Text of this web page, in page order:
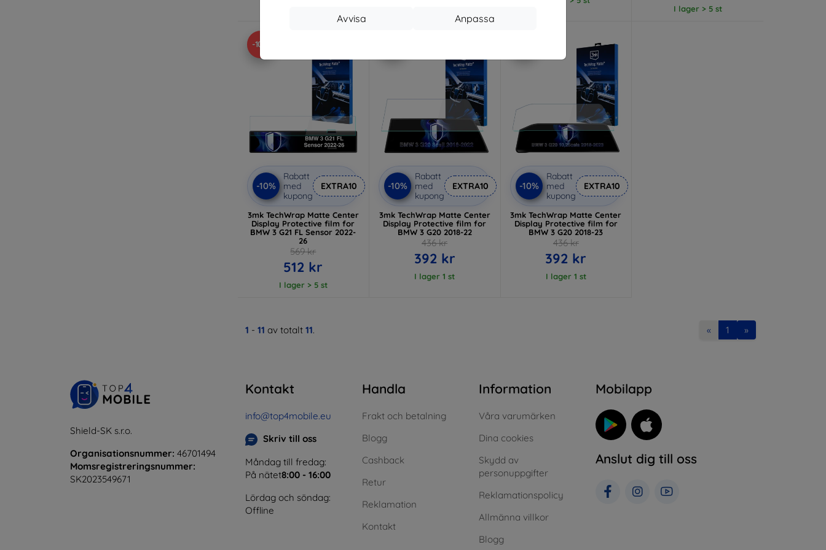
Anpassa
Avvisa
I lager > 5 st
-10%
-10%
Rabatt
med
kupong
EXTRA10
3mk TechWrap Matte Center
Display Protective film for
BMW 3 G21 FL Sensor 2022-
26
569 kr
512 kr
I lager > 5 st
-10%
Rabatt
med
kupong
EXTRA10
3mk TechWrap Matte Center
Display Protective film for
BMW 3 G20 2018-22
436 kr
392 kr
I lager 1 st
-10%
Rabatt
med
kupong
EXTRA10
3mk TechWrap Matte Center
Display Protective film for
BMW 3 G20 2018-23
436 kr
392 kr
I lager 1 st
1 - 11 av totalt 11. « 1 »
Shield-SK s.r.o.
Organisationsnummer: 46701494
Momsregistreringsnummer:
SK2023549671
Kontakt
info@top4mobile.eu
Skriv till oss
Måndag till fredag:
På nätet8:00 - 16:00
Lördag och söndag:
Offline
Handla
Frakt och betalning
Blogg
Cashback
Retur
Reklamation
Kontakt
Information
Våra varumärken
Dina cookies
Skydd av
personuppgifter
Reklamationspolicy
Allmänna villkor
Blogg
Mobilapp
Anslut dig till oss